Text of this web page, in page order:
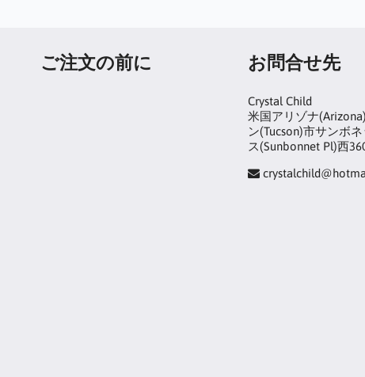
ご注文の前に お問合せ先
Crystal Child
米国アリゾナ
ン(Tucson)市サンボ
ス(Sunbonnet Pl)西